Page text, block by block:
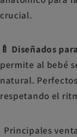
crucial.
🍼 Diseñados
permite al bebé
natural.
respetando el
Principales